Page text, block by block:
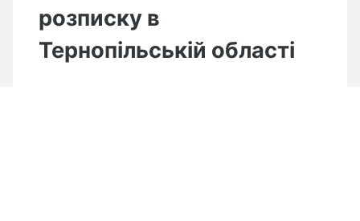
розписку в
Тернопільській області